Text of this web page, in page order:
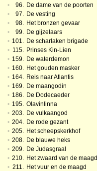
•
96. De dame van de poorten
•
97. De vesting
•
98. Het bronzen gevaar
•
99. De gijzelaars
• 101. De scharlaken brigade
• 115. Prinses Kin-Lien
• 159. De waterdemon
• 160. Het gouden masker
• 164. Reis naar Atlantis
• 169. De maangodin
• 186. De Dodecaeder
• 195. Olavinlinna
• 203. De vulkaangod
• 204. De rode gezant
• 205. Het scheepskerkhof
• 208. De blauwe heks
• 209. De Judasgraal
• 210. Het zwaard van de maagd
• 211. Het vuur en de maagd